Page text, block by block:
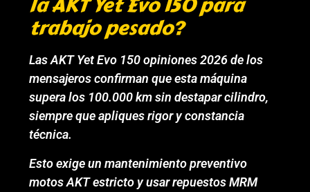
trabajo pesado?
Las AKT Yet Evo 150 opiniones 2026 de los
mensajeros confirman que esta máquina
supera los 100.000 km sin destapar cilindro,
siempre que apliques rigor y constancia
técnica.
Esto exige un mantenimiento preventivo
motos AKT estricto y usar repuestos MRM